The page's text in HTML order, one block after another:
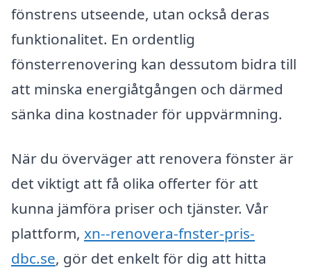
fönstrens utseende, utan också deras
funktionalitet. En ordentlig
fönsterrenovering kan dessutom bidra till
att minska energiåtgången och därmed
sänka dina kostnader för uppvärmning.
När du överväger att renovera fönster är
det viktigt att få olika offerter för att
kunna jämföra priser och tjänster. Vår
plattform, xn--renovera-fnster-pris-
dbc.se, gör det enkelt för dig att hitta